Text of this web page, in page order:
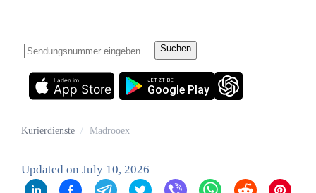
Suchen
App Store
Laden im
Google Play
JETZT BEI
Kurierdienste / Madrooex
Updated on July 10, 2026